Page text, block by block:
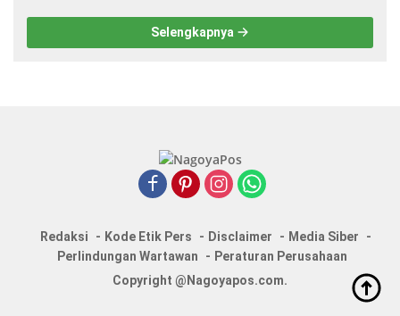
Selengkapnya
Redaksi Kode Etik Pers Disclaimer
Media Siber
Perlindungan Wartawan
Peraturan Perusahaan
Copyright @Nagoyapos.com.